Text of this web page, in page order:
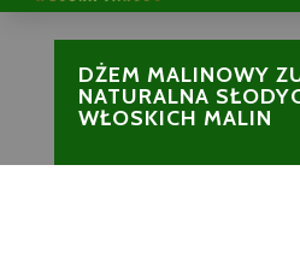
DŻEM MALINOWY
NATURALNA
WŁOSKICH MALIN